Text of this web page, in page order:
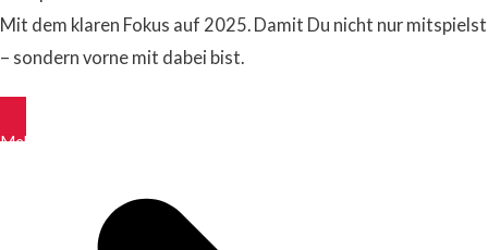
Mit dem klaren Fokus auf 2025. Damit Du nicht nur mitspielst
– sondern vorne mit dabei bist.
Mehr erfahren